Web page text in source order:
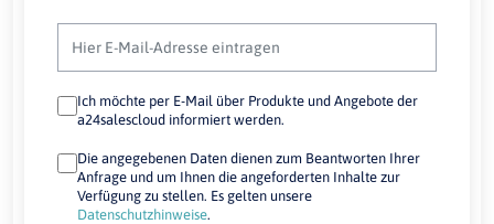
Ich möchte per E-Mail über Produkte und Angebote der
a24salescloud informiert werden.
Die angegebenen Daten dienen zum Beantworten Ihrer
Anfrage und um Ihnen die angeforderten Inhalte zur
Verfügung zu stellen. Es gelten unsere
Datenschutzhinweise.